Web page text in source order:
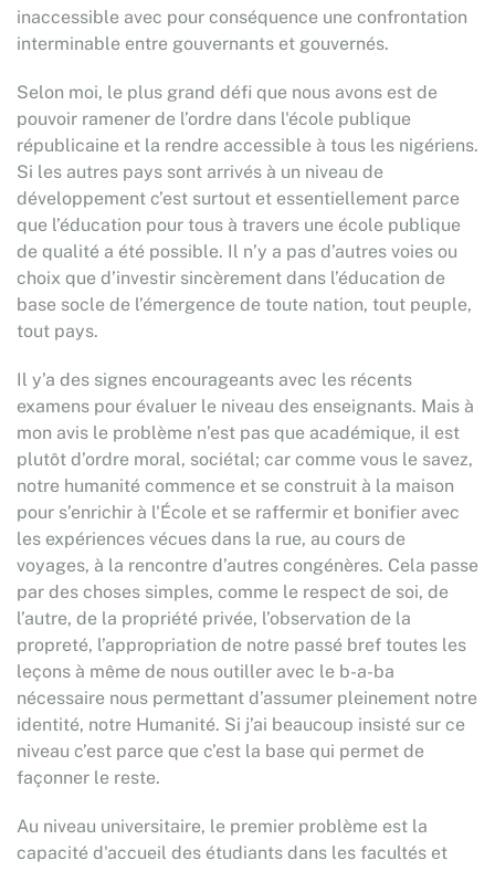
inaccessible avec pour conséquence une confrontation
interminable entre gouvernants et gouvernés.
Selon moi, le plus grand défi que nous avons est de
pouvoir ramener de l’ordre dans l'école publique
républicaine et la rendre accessible à tous les nigériens.
Si les autres pays sont arrivés à un niveau de
développement c’est surtout et essentiellement parce
que l’éducation pour tous à travers une école publique
de qualité a été possible. Il n’y a pas d’autres voies ou
choix que d’investir sincèrement dans l’éducation de
base socle de l’émergence de toute nation, tout peuple,
tout pays.
Il y’a des signes encourageants avec les récents
examens pour évaluer le niveau des enseignants. Mais à
mon avis le problème n’est pas que académique, il est
plutôt d’ordre moral, sociétal; car comme vous le savez,
notre humanité commence et se construit à la maison
pour s’enrichir à l'École et se raffermir et bonifier avec
les expériences vécues dans la rue, au cours de
voyages, à la rencontre d’autres congénères. Cela passe
par des choses simples, comme le respect de soi, de
l’autre, de la propriété privée, l’observation de la
propreté, l’appropriation de notre passé bref toutes les
leçons à même de nous outiller avec le b-a-ba
nécessaire nous permettant d’assumer pleinement notre
identité, notre Humanité. Si j’ai beaucoup insisté sur ce
niveau c’est parce que c’est la base qui permet de
façonner le reste.
Au niveau universitaire, le premier problème est la
capacité d'accueil des étudiants dans les facultés et